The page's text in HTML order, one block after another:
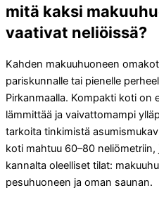
mitä kaksi
vaativat neliöissä?
Kahden makuuhuoneen
pariskunnalle tai pienelle
Pirkanmaalla. Kompakti koti on
lämmittää ja vaivattomampi
tarkoita tinkimistä
koti mahtuu 60–80 neliömetriin,
kannalta oleelliset tilat:
pesuhuoneen ja oman saunan.